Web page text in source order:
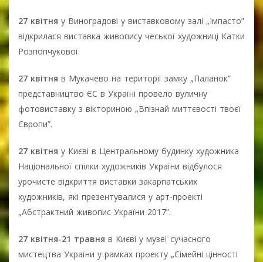
27 квітня у Виноградові у виставковому залі „Імпасто”
відкрилася виставка живопису чеської художниці Катки
Розпопчукової.
27 квітня в Мукачево на території замку „Паланок”
представництво ЄС в Україні провело вуличну
фотовиставку з вікториною „Впізнай миттєвості твоєї
Європи”.
27 квітня у Києві в Центральному будинку художника
Національної спілки художників України відбулося
урочисте відкриття виставки закарпатських
художників, які презентувалися у арт-проекті
„Абстрактний живопис України 2017”.
27 квітня-21 травня в Києві у музеї сучасного
мистецтва України у рамках проекту „Сімейні цінності